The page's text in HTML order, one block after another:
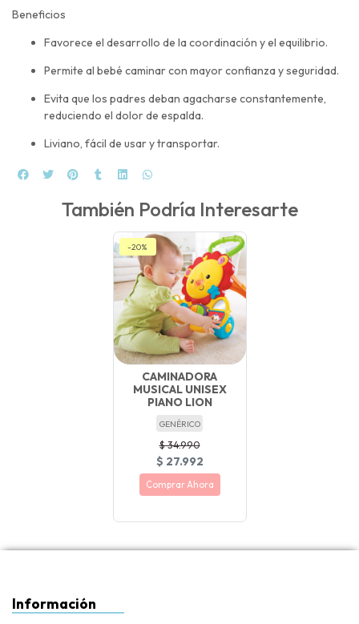
Beneficios
Favorece el desarrollo de la coordinación y el equilibrio.
Permite al bebé caminar con mayor confianza y seguridad.
Evita que los padres deban agacharse constantemente,
reduciendo el dolor de espalda.
Liviano, fácil de usar y transportar.
También Podría Interesarte
-20%
CAMINADORA
MUSICAL UNISEX
PIANO LION
GENÉRICO
$ 34.990
$ 27.992
Comprar Ahora
Información